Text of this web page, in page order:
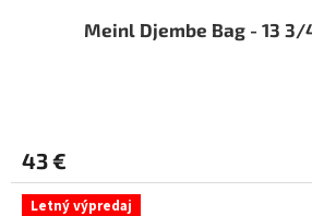
Meinl Djembe Bag - 13 3/
43 €
Letný výpredaj